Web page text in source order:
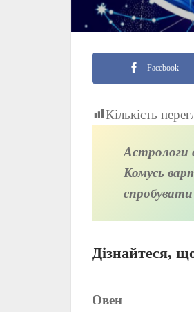
Facebook
Кількість
Астрологи
Комусь
спробувати
Дізнайтеся,
Овен